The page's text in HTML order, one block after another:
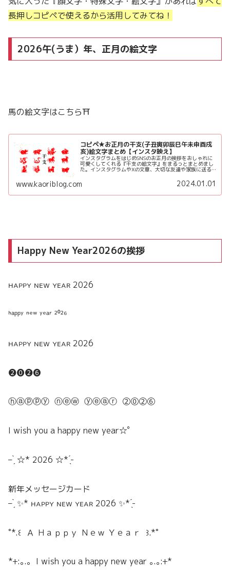
長押しコピペで使えるから活用してみてね！
2026午(うま）年、正月の絵文字
馬の絵文字はこちら⛩️
コピペ★お正月の干支(子丑寅卯辰巳午未申酉戌
亥)絵文字まとめ【インスタ映え】
インスタグラムをはじめSNSのお正月の挨拶をおしゃれに
可愛くしてくれる『干支の絵文字』をまるっとまとめまし
た。インスタグラムやXの文章、大切な友達や家族に送る
www.kaoriblog.com 2024.01.01
Happy New Year2026の挨拶
ʜᴀᴘᴘʏ ɴᴇᴡ ʏᴇᴀʀ 2026
ʰᵃᵖᵖʸ ⁿᵉʷ ʸᵉᵃʳ ²⁰²⁶
ʜᴀᴘᴘʏ ɴᴇᴡ ʏᴇᴀʀ 2026
❷⓿❷❻
ⓗⓐⓟⓟⓨ ​ ⓝⓔⓦ ​ ⓨⓔⓐⓡ ​ ②⓪②⑥
I wish you a happy new year☆ﾟ
– ̗̀ ☆* 2026 ☆* ̖́-
新年メッセージカード
– ̗̀ ✨* ʜᴀᴘᴘʏ ɴᴇᴡ ʏᴇᴀʀ 2026 ✨* ̖́-
˚*.꒰ Ａ Ｈａｐｐｙ Ｎｅｗ Ｙｅａｒ ꒱.*˚
*+:｡.｡ I wish you a happy new year ｡.｡:+*